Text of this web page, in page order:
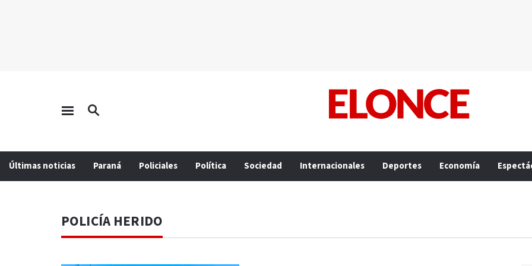
Últimas noticias Paraná Policiales Política Sociedad Internacionales Deportes Economía
POLICÍA HERIDO